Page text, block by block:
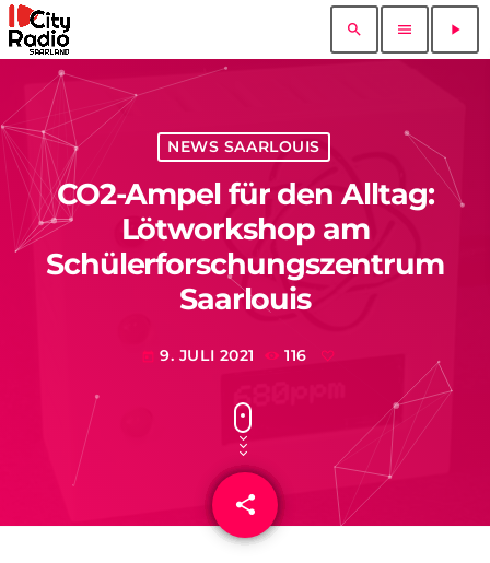
search menu play_arrow
NEWS SAARLOUIS
CO2-Ampel für den Alltag:
Lötworkshop am
Schülerforschungszentrum
Saarlouis
today 9. JULI 2021 116
share
email